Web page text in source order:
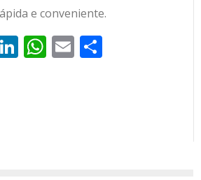
e conveniente.
LinkedIn
WhatsApp
Email